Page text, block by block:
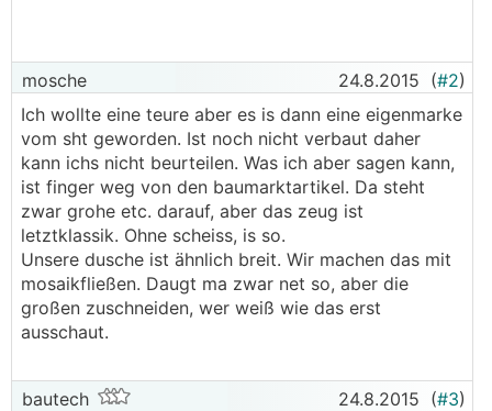
mosche 24.8.2015 (#2)
Ich wollte eine teure aber es is dann eine eigenmarke
vom sht geworden. Ist noch nicht verbaut daher
kann ichs nicht beurteilen. Was ich aber sagen kann,
ist finger weg von den baumarktartikel. Da steht
zwar grohe etc. darauf, aber das zeug ist
letztklassik. Ohne scheiss, is so.
Unsere dusche ist ähnlich breit. Wir machen das mit
mosaikfließen. Daugt ma zwar net so, aber die
großen zuschneiden, wer weiß wie das erst
ausschaut.
bautech 24.8.2015 (#3)